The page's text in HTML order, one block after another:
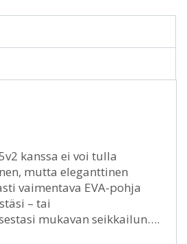
kanssa ei voi tulla
mutta eleganttinen
vaimentava EVA-pohja
– tai
mukavan seikkailun….